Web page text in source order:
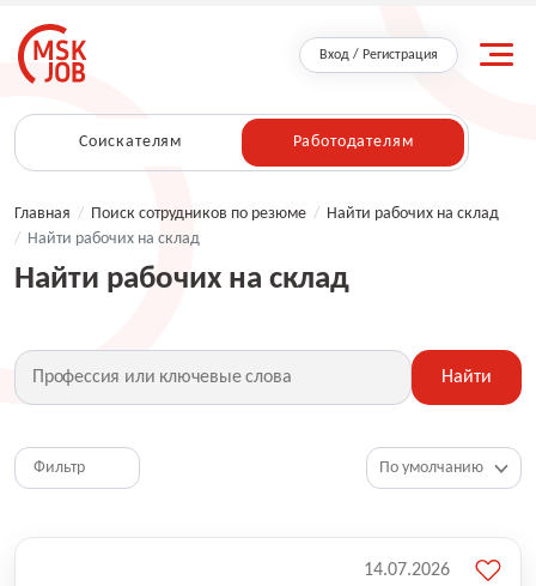
Вход / Регистрация
Соискателям Работодателям
Главная / Поиск сотрудников по резюме / Найти рабочих на склад
/ Найти рабочих на склад
Найти рабочих на склад
Найти
Фильтр
14.07.2026